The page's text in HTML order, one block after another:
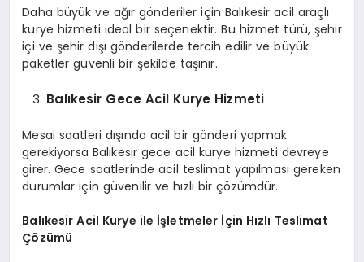
Daha büyük ve ağır gönderiler için Balıkesir acil araçlı
kurye hizmeti ideal bir seçenektir. Bu hizmet türü, şehir
içi ve şehir dışı gönderilerde tercih edilir ve büyük
paketler güvenli bir şekilde taşınır.
Balıkesir Gece Acil Kurye Hizmeti
Mesai saatleri dışında acil bir gönderi yapmak
gerekiyorsa Balıkesir gece acil kurye hizmeti devreye
girer. Gece saatlerinde acil teslimat yapılması gereken
durumlar için güvenilir ve hızlı bir çözümdür.
Balıkesir Acil Kurye ile İşletmeler İçin Hızlı Teslimat
Çözümü